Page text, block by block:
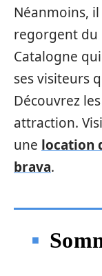
Néanmoins,
regorgent du
Catalogne
ses visiteurs
Découvrez
attraction.
une location
brava.